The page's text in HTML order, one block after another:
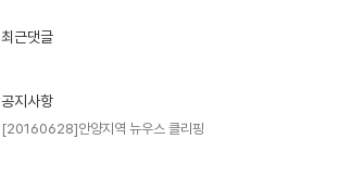
인
최근댓글
공지사항
[20160628]안양지역 뉴우스 클리핑